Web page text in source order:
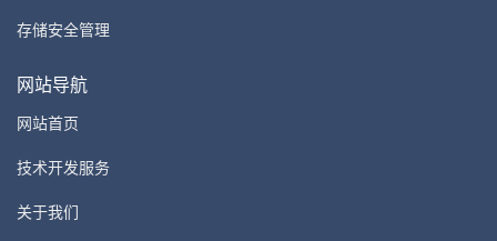
存储安全管理
网站导航
网站首页
技术开发服务
关于我们